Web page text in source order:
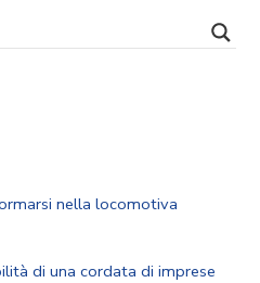
nella locomotiva
di una cordata di imprese